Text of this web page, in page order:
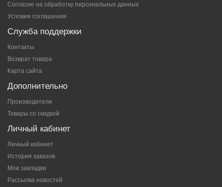
Согласие на обработку персональных данных
Условия соглашения
Служба поддержки
Контакты
Возврат товара
Карта сайта
Дополнительно
Производители
Товары со скидкой
Личный кабинет
Личный кабинет
История заказов
Мои закладки
Рассылка новостей